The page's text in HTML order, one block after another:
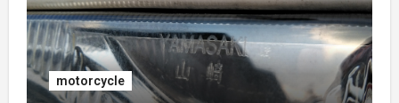
2017年1月 (1)
2016年10月 (1)
motorcycle